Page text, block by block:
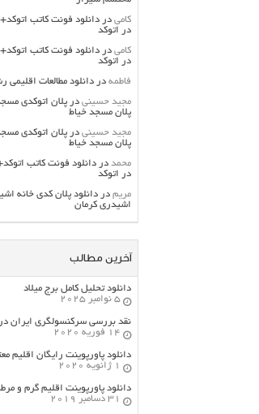
کامی دردانلود فونت کاتب
در اتوکد
کامی دردانلود فونت کاتب
در اتوکد
فاطمه دردانلود مطالعات اقليمي
مجید حسینی درپلان اتوکدی
پلان مسجد خیاط
مجید حسینی درپلان اتوکدی
پلان مسجد خیاط
محمد دردانلود فونت کاتب
در اتوکد
مریم دردانلود پلان کدی خانه
اشیدری کرمان
آخرین مطالب
دانلود تحلیل کامل برج میلاد
5 نوامبر 2025
نقد بررسی سرکنسولگری ایران
14 فوریه 2020
دانلود پاورپوینت رایگان
1 ژانویه 2020
دانلود پاورپوینت اقلیم گرم و
31 دسامبر 2019